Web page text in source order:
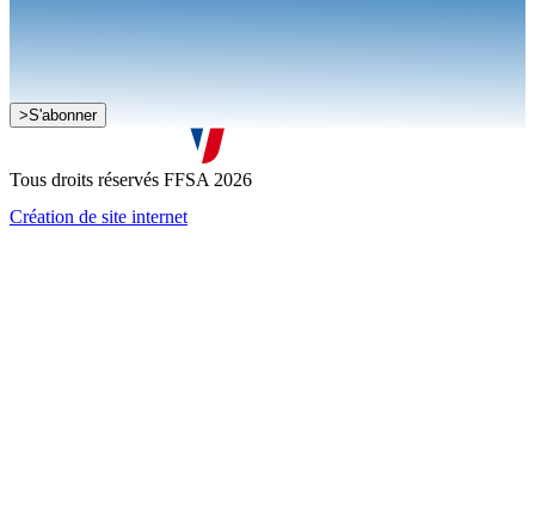
Je souhaite recevoir la newsletter de la FFSA
J'accepte que mes informations soient collectées conformément à
politique de confidentialité
>S'abonner
Tous droits réservés FFSA 2026
Création de site internet